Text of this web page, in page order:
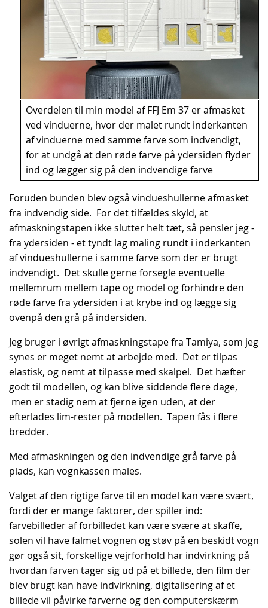
Overdelen til min model af FFJ Em 37 er afmasket
ved vinduerne, hvor der malet rundt inderkanten
af vinduerne med samme farve som indvendigt,
for at undgå at den røde farve på ydersiden flyder
ind og lægger sig på den indvendige farve
Foruden bunden blev også vindueshullerne afmasket
fra indvendig side. For det tilfældes skyld, at
afmaskningstapen ikke slutter helt tæt, så pensler jeg -
fra ydersiden - et tyndt lag maling rundt i inderkanten
af vindueshullerne i samme farve som der er brugt
indvendigt. Det skulle gerne forsegle eventuelle
mellemrum mellem tape og model og forhindre den
røde farve fra ydersiden i at krybe ind og lægge sig
ovenpå den grå på indersiden.
Jeg bruger i øvrigt afmaskningstape fra Tamiya, som jeg
synes er meget nemt at arbejde med. Det er tilpas
elastisk, og nemt at tilpasse med skalpel. Det hæfter
godt til modellen, og kan blive siddende flere dage,
men er stadig nem at fjerne igen uden, at der
efterlades lim-rester på modellen. Tapen fås i flere
bredder.
Med afmaskningen og den indvendige grå farve på
plads, kan vognkassen males.
Valget af den rigtige farve til en model kan være svært,
fordi der er mange faktorer, der spiller ind:
farvebilleder af forbilledet kan være svære at skaffe,
solen vil have falmet vognen og støv på en beskidt vogn
gør også sit, forskellige vejrforhold har indvirkning på
hvordan farven tager sig ud på et billede, den film der
blev brugt kan have indvirkning, digitalisering af et
billede vil påvirke farverne og den computerskærm